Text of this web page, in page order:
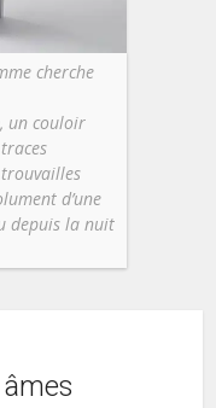
cherche
un couloir
d’une
depuis la nuit